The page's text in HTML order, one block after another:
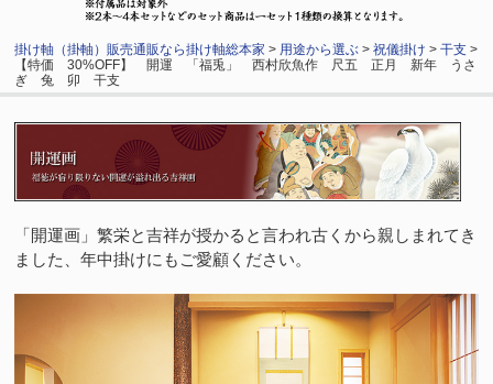
掛け軸（掛軸）販売通販なら掛け軸総本家 > 用途から選ぶ >祝儀掛け >干支 >
【特価 30%OFF】 開運 「福兎」 西村欣魚作 尺五 正月 新年 うさ
ぎ 兔 卯 干支
「開運画」繁栄と吉祥が授かると言われ古くから親しまれてき
ました、年中掛けにもご愛顧ください。